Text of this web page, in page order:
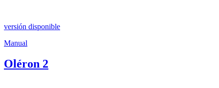
versión disponible
Manual
Oléron 2